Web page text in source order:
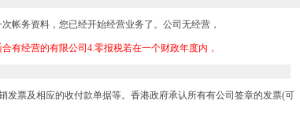
帐务资料， 您已经开始经营业务了。公司无经营，
经营的有限公司4.零报税若在一个财政年度内，
发票及相应的收付款单据等。香港政府承认所有有公司签章的发票(可